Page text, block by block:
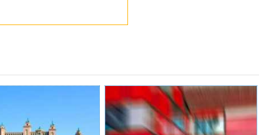
Transport inclut !
safaris désert sont une
par les touristes en
à Dubai. Voici les 3
et la réservation
sont bien passé et il n'y a
Aquaventure, la